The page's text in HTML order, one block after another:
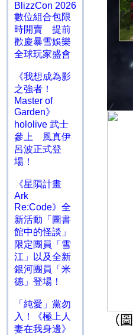
BlizzCon 2026
數位組合包限
時開賣 提前
歡慶暴雪娛樂
全球玩家盛會
《我想成為影
之強者！
Master of
Garden》
hololive 武士
參上 風真伊
呂波正式登
場！
《星隕計畫
Ark
Re:Code》全
新活動「圖書
館中的怪談」
限定團員「雪
江」以及全新
銀河團員「米
德」登場！
「純愛」黨勿
入！《極上人
妻在我身邊》
（圖